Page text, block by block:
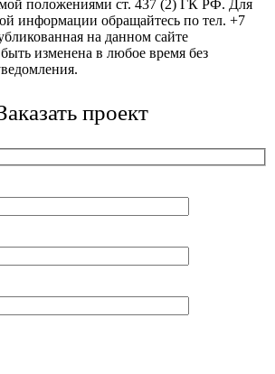
положениями ст. 437 (2) ГК РФ. Для
информации обращайтесь по тел. +7
на данном сайте
изменена в любое время без
проект